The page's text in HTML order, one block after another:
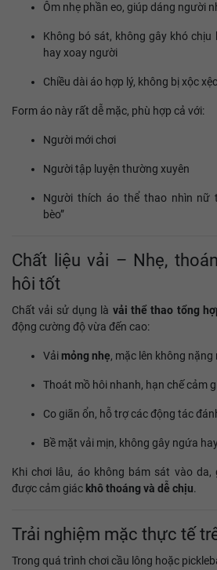
Ôm nhẹ phần eo, giúp dáng người
Không bó sát, không gây khó
hay xoay người
Chiều dài áo hợp lý, không bị xộc
Form áo này rất dễ mặc, phù hợp cả với:
Người mới chơi
Người tập luyện thường xuyên
Người thích áo thể thao nhìn nữ
bèo”
Chất liệu vải – Nhẹ,
hôi tốt
Chất vải sử dụng là vải thể thao tổng
động cường độ vừa đến cao:
Vải mỏng nhẹ, mặc lên không nặng
Thoát mồ hôi nhanh, hạn chế cảm
Co giãn ổn, hỗ trợ các động tác
Bề mặt vải mịn, không gây ngứa
Khi chơi lâu, áo không bám sát vào
được cảm giác khô thoáng và dễ chịu.
Trải nghiệm mặc thực tế
Trong quá trình chơi cầu lông hoặc